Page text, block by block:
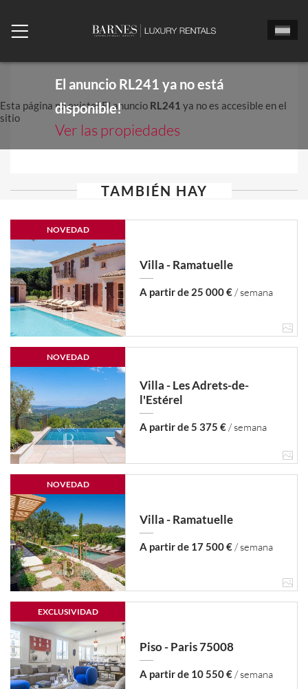
El anuncio RL241 ya no está
disponible!
Ver las propiedades
Esta página no existe! El anuncio RL241 ya no es accesible en el
sitio
TAMBIÉN HAY
NOVEDAD
Villa - Ramatuelle
A partir de 25 000 €/ semana
NOVEDAD
Villa - Les Adrets-de-
l'Estérel
A partir de 5 375 € / semana
NOVEDAD
Villa - Ramatuelle
A partir de 17 500 €/ semana
EXCLUSIVIDAD
Piso - Paris 75008
A partir de 10 550 €/ semana